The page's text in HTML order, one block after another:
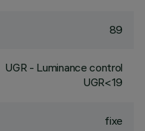
89
UGR - Luminance control
UGR<19
fixe